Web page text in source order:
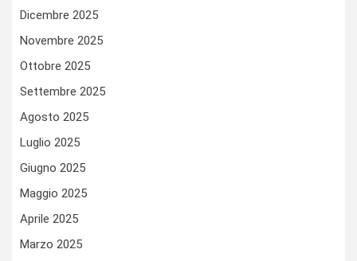
Dicembre 2025
Novembre 2025
Ottobre 2025
Settembre 2025
Agosto 2025
Luglio 2025
Giugno 2025
Maggio 2025
Aprile 2025
Marzo 2025